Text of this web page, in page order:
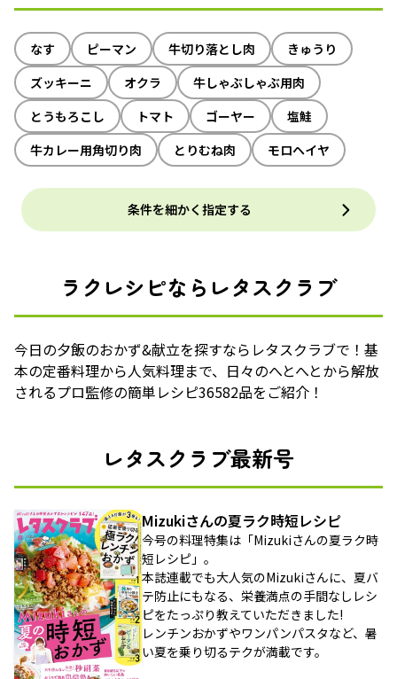
なす ピーマン 牛切り落とし肉
きゅうり
ズッキーニ
オクラ
牛しゃぶしゃぶ用肉
とうもろこし
トマト ゴーヤー
塩鮭
牛カレー用角切り肉
とりむね肉 モロヘイヤ
条件を細かく指定する
ラクレシピならレタスクラブ
今日の夕飯のおかず&献立を探すならレタスクラブで！基
本の定番料理から人気料理まで、日々のへとへとから解放
されるプロ監修の簡単レシピ36582品をご紹介！
レタスクラブ最新号
Mizukiさんの夏ラク時短レシピ
今号の料理特集は「Mizukiさんの夏ラク時
短レシピ」。
本誌連載でも大人気のMizukiさんに、夏バ
テ防止にもなる、栄養満点の手間なしレシ
ピをたっぷり教えていただきました!
レンチンおかずやワンパンパスタなど、暑
い夏を乗り切るテクが満載です。